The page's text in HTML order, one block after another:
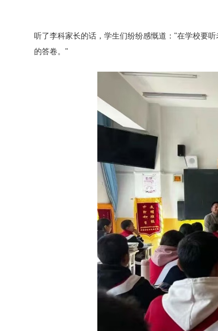
听了李科家长的话，学生们纷纷感慨道："在学校要
的答卷。"